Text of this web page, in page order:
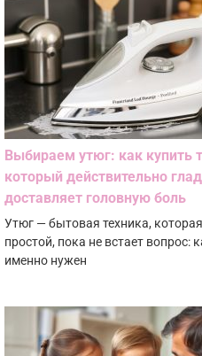
Выбираем утюг: как купить
который действительно
доставляет головную боль
Утюг — бытовая техника,
простой, пока не встает вопрос:
именно нужен